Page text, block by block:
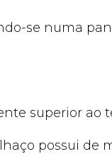
se numa
superior ao
possui de